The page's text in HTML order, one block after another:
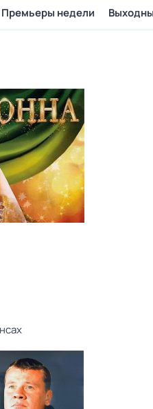
Премьеры недели